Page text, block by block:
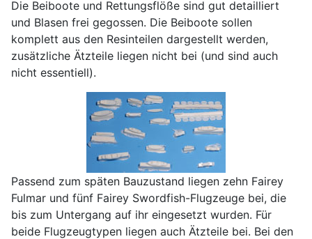
Die Beiboote und Rettungsflöße sind gut detailliert
und Blasen frei gegossen. Die Beiboote sollen
komplett aus den Resinteilen dargestellt werden,
zusätzliche Ätzteile liegen nicht bei (und sind auch
nicht essentiell).
Passend zum späten Bauzustand liegen zehn Fairey
Fulmar und fünf Fairey Swordfish-Flugzeuge bei, die
bis zum Untergang auf ihr eingesetzt wurden. Für
beide Flugzeugtypen liegen auch Ätzteile bei. Bei den